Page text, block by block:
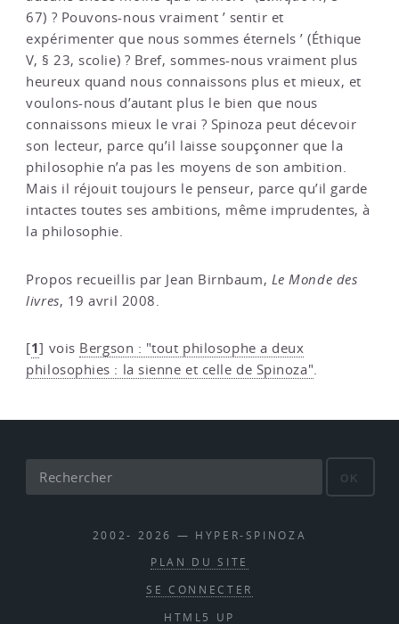
67) ? Pouvons-nous vraiment ’ sentir et
expérimenter que nous sommes éternels ’ (Éthique
V, § 23, scolie) ? Bref, sommes-nous vraiment plus
heureux quand nous connaissons plus et mieux, et
voulons-nous d’autant plus le bien que nous
connaissons mieux le vrai ? Spinoza peut décevoir
son lecteur, parce qu’il laisse soupçonner que la
philosophie n’a pas les moyens de son ambition.
Mais il réjouit toujours le penseur, parce qu’il garde
intactes toutes ses ambitions, même imprudentes, à
la philosophie.
Propos recueillis par Jean Birnbaum, Le Monde des
livres, 19 avril 2008.
[1] vois Bergson : "tout philosophe a deux
philosophies : la sienne et celle de Spinoza".
OK
2002- 2026 — HYPER-SPINOZA
PLAN DU SITE
SE CONNECTER
HTML5 UP